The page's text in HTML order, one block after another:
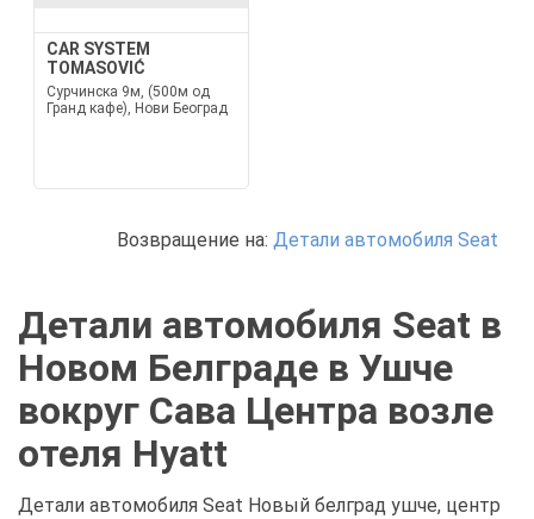
CAR SYSTEM
TOMASOVIĆ
Сурчинска 9м, (500м од
Гранд кафе), Нови Београд
Возвращение на: Детали автомобиля Seat
Детали автомобиля Seat в
Новом Белграде в Ушче
вокруг Сава Центра возле
отеля Hyatt
Детали автомобиля Seat Новый белград ушче, центр